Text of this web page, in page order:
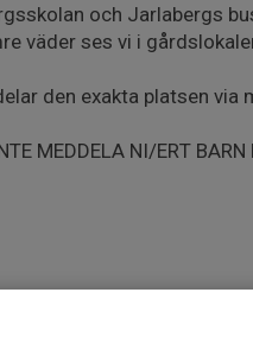
och Jarlabergs
väder ses vi i
den exakta platsen
MEDDELA NI/ERT BARN